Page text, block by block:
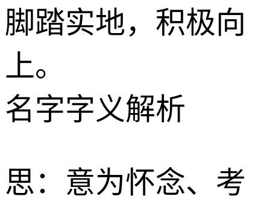
脚踏实地，积极向
上。
名字字义解析
思：意为怀念、考